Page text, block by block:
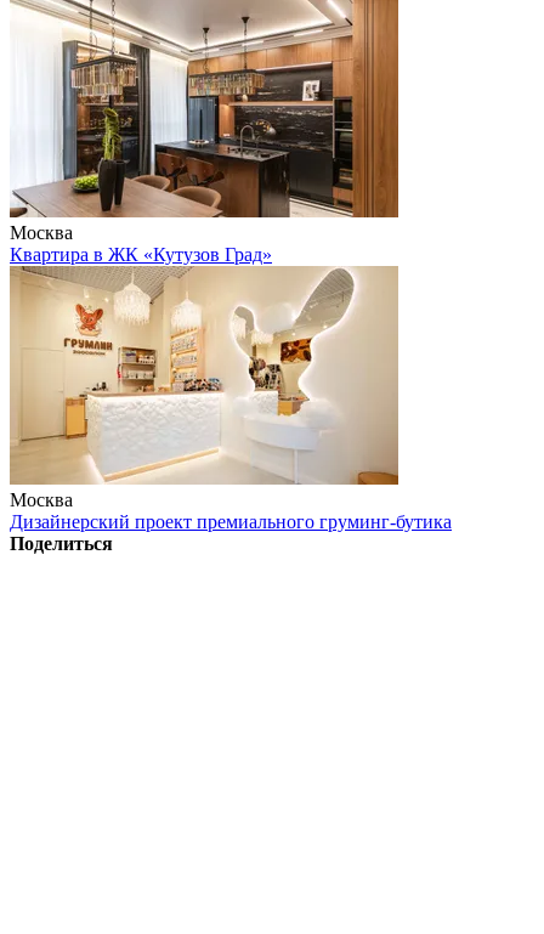
Москва
Квартира в ЖК «Кутузов Град»
Москва
Дизайнерский проект премиального груминг-бутика
Поделиться